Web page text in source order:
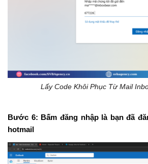
Lấy Code Khôi Phục Từ Mail
Bước 6: Bấm đăng nhập là bạn đã
hotmail